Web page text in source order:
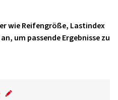
wie Reifengröße, Lastindex
um passende Ergebnisse zu